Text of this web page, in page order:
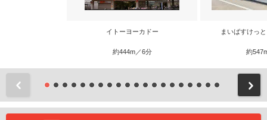
イトーヨーカドー
約444m／6分
まいばすけっ
約